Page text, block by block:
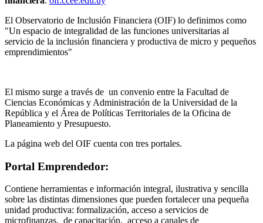
El Observatorio de Inclusión Financiera (OIF) lo definimos como
"Un espacio de integralidad de las funciones universitarias al
servicio de la inclusión financiera y productiva de micro y pequeños
emprendimientos"
El mismo surge a través de un convenio entre la Facultad de
Ciencias Económicas y Administración de la Universidad de la
República y el Área de Políticas Territoriales de la Oficina de
Planeamiento y Presupuesto.
La página web del OIF cuenta con tres portales.
Portal Emprendedor:
Contiene herramientas e información integral, ilustrativa y sencilla
sobre las distintas dimensiones que pueden fortalecer una pequeña
unidad productiva: formalización, acceso a servicios de
microfinanzas, de capacitación, acceso a canales de